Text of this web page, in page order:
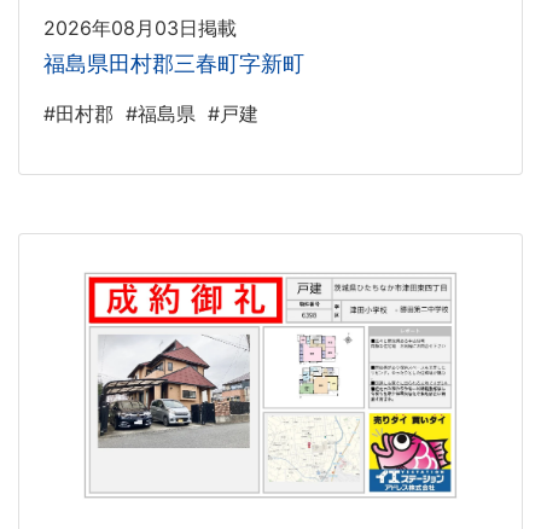
2026年08月03日掲載
福島県田村郡三春町字新町
#田村郡 #福島県 #戸建